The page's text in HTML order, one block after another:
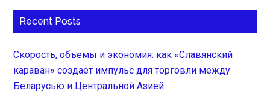
Recent Posts
Скорость, объемы и экономия: как «Славянский
караван» создает импульс для торговли между
Беларусью и Центральной Азией